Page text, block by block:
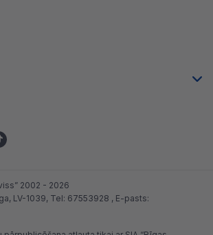
2002 - 2026
LV-1039, Tel: 67553928 , E-pasts: